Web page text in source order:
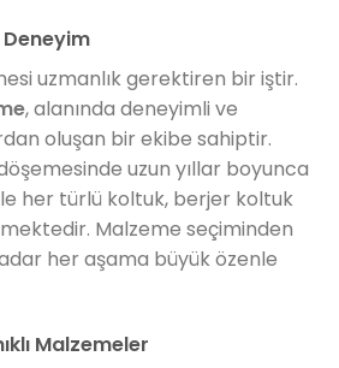
uzmanlık gerektiren bir iştir.
, alanında deneyimli ve
oluşan bir ekibe sahiptir.
uzun yıllar boyunca
her türlü koltuk, berjer koltuk
Malzeme seçiminden
her aşama büyük özenle
Malzemeler